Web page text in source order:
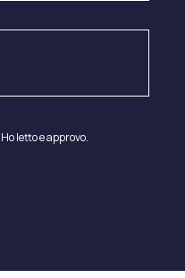
Ho letto e approvo.